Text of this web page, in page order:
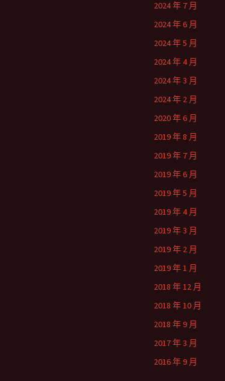
2024 年 7 月
2024 年 6 月
2024 年 5 月
2024 年 4 月
2024 年 3 月
2024 年 2 月
2020 年 6 月
2019 年 8 月
2019 年 7 月
2019 年 6 月
2019 年 5 月
2019 年 4 月
2019 年 3 月
2019 年 2 月
2019 年 1 月
2018 年 12 月
2018 年 10 月
2018 年 9 月
2017 年 3 月
2016 年 9 月